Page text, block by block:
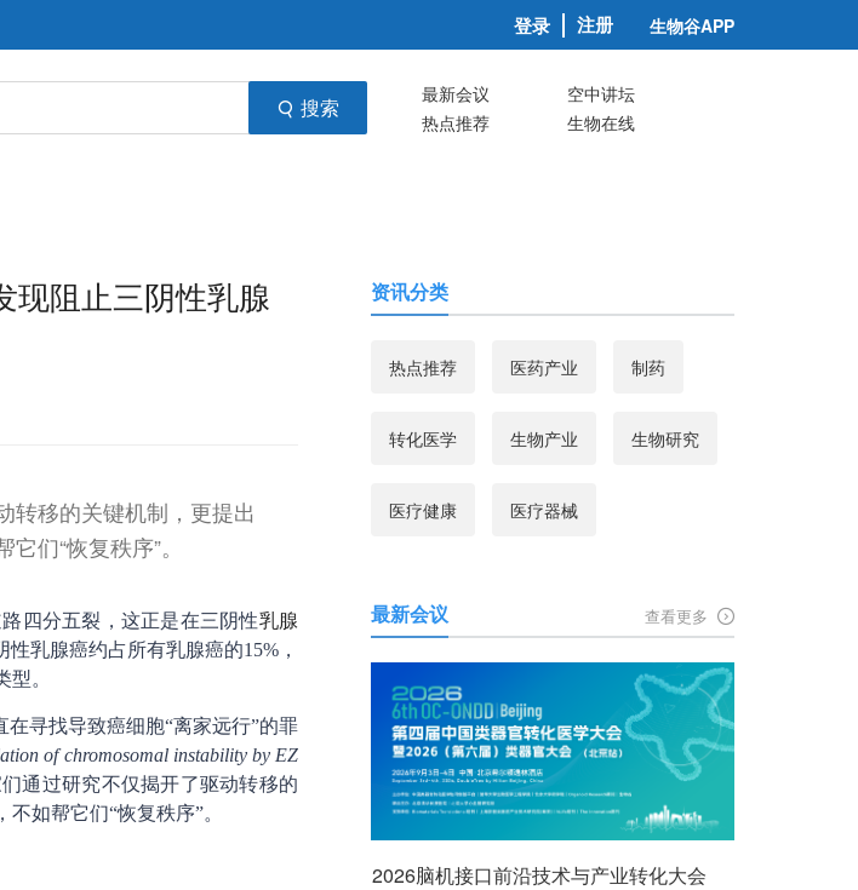
登录 注册 生物谷APP
搜索 最新会议
空中讲坛
热点推荐
生物在线
现阻止三阴性乳腺
转移的关键机制，更提出
们“恢复秩序”。
四分五裂，这正是在三阴性乳腺
乳腺癌约占所有乳腺癌的15%，
。
寻找导致癌细胞“离家远行”的罪
of chromosomal instability by EZ
通过研究不仅揭开了驱动转移的
如帮它们“恢复秩序”。
资讯分类
热点推荐 医药产业 制药
转化医学 生物产业 生物研究
医疗健康 医疗器械
最新会议 查看更多
2026脑机接口前沿技术与产业转化大会